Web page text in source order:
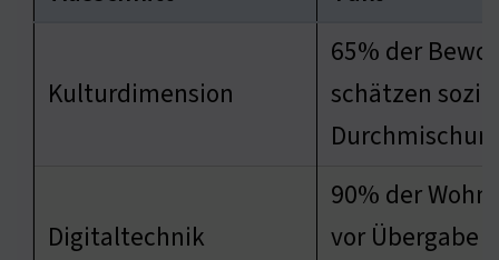
Kulturdimension
65% der
schätzen
Digitaltechnik
90% der
vor Übergabe